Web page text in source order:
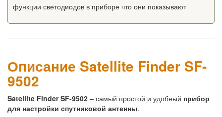
функции светодиодов в приборе что они показывают
Описание Satellite Finder SF-
9502
Satellite Finder SF-9502 – самый простой и удобный прибор
для настройки спутниковой антенны.